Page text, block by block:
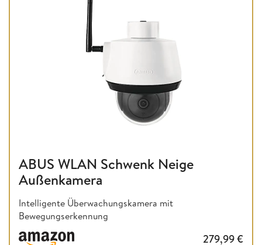
ABUS WLAN Schwenk Neige
Außenkamera
Intelligente Überwachungskamera mit
Bewegungserkennung
279,99€